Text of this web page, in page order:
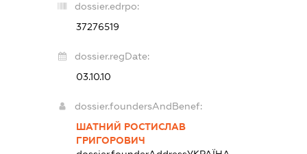
dossier.edrpo:
37276519
dossier.regDate:
03.10.10
dossier.foundersAndBenef:
ШАТНИЙ РОСТИСЛАВ
ГРИГОРОВИЧ